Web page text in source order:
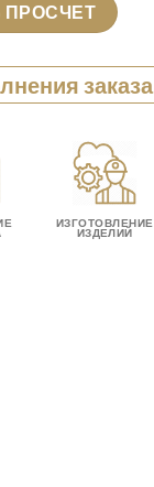
ПРОСЧЕТ
заказа
ИЗГОТОВЛЕНИЕ
ИЗДЕЛИЙ